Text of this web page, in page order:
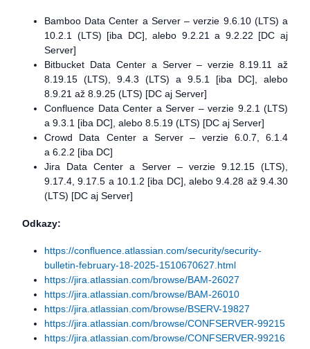
Bamboo Data Center a Server – verzie 9.6.10 (LTS) a
10.2.1 (LTS) [iba DC], alebo 9.2.21 a 9.2.22 [DC aj
Server]
Bitbucket Data Center a Server – verzie 8.19.11 až
8.19.15 (LTS), 9.4.3 (LTS) a 9.5.1 [iba DC], alebo
8.9.21 až 8.9.25 (LTS) [DC aj Server]
Confluence Data Center a Server – verzie 9.2.1 (LTS)
a 9.3.1 [iba DC], alebo 8.5.19 (LTS) [DC aj Server]
Crowd Data Center a Server – verzie 6.0.7, 6.1.4
a 6.2.2 [iba DC]
Jira Data Center a Server – verzie 9.12.15 (LTS),
9.17.4, 9.17.5 a 10.1.2 [iba DC], alebo 9.4.28 až 9.4.30
(LTS) [DC aj Server]
Odkazy:
https://confluence.atlassian.com/security/security-
bulletin-february-18-2025-1510670627.html
https://jira.atlassian.com/browse/BAM-26027
https://jira.atlassian.com/browse/BAM-26010
https://jira.atlassian.com/browse/BSERV-19827
https://jira.atlassian.com/browse/CONFSERVER-99215
https://jira.atlassian.com/browse/CONFSERVER-99216